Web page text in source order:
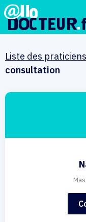
Liste des praticiens
consultation